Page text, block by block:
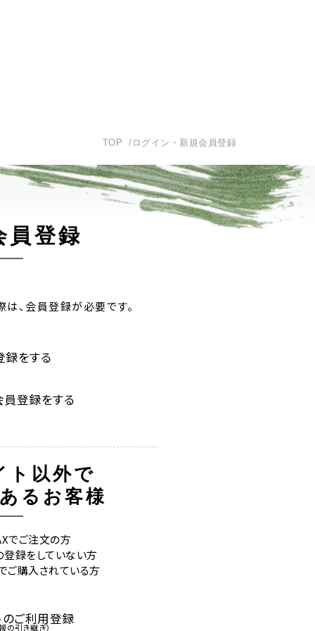
TOP ログイン・新規会員登録
員登録
、 会員登録が必要です。
録をする
員登録をする
ト以外で
るお客様
でご注文の方
登録をしていない方
ご購入されている方
のご利用登録
の引き継ぎ）